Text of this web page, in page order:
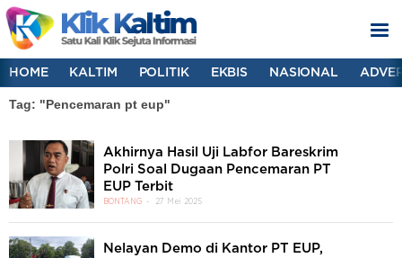
HOME KALTIM POLITIK EKBIS NASIONAL
Tag: "Pencemaran pt eup"
Akhirnya Hasil Uji Labfor Bareskrim
Polri Soal Dugaan Pencemaran PT
EUP Terbit
BONTANG 27 Mei 2025
Nelayan Demo di Kantor PT EUP,